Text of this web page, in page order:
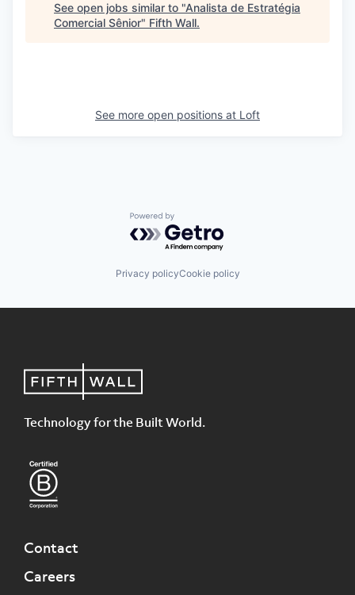
See open jobs similar to "Analista de Estratégia
Comercial Sênior" Fifth Wall.
See more open positions at Loft
Powered by Getro.com
Privacy policyCookie policy
Technology for the Built World.
Contact
Careers